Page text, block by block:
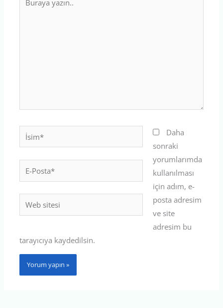
İsim*
Posta*
Web
sitesi
Daha
sonraki
yorumlarımda
kullanılması
için adım, e-
posta adresim
ve site
adresim bu
tarayıcıya kaydedilsin.